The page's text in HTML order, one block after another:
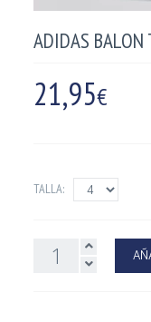
ADIDAS
21,95€
TALLA: